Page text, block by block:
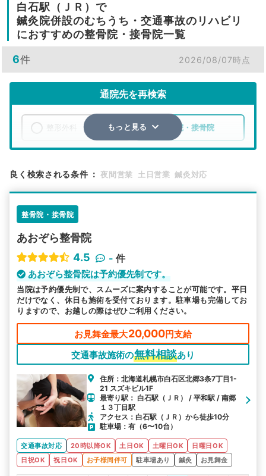
白石駅（ＪＲ）で
鍼灸院併設のむちうち・交通事故のリハビリ
におすすめの整骨院・接骨院一覧
6件 2026/08/07時点
通院先を再検索
整骨院・接骨院
検索する
駅から探す
もっと見る
良く検索される条件 ： 夜間営業 土日営業 鍼灸対応
整骨院・接骨院
あおぞら整骨院
4.5
- 件
あおぞら整骨院は予約優先制です。
当院は予約優先制で、スムーズに案内することが可能です。平日
だけでなく、休日も施術を受付ております。駐車場も完備してお
りますので、お越しの際はぜひご利用ください。
お見舞金最大20,000円支給
交通事故施術の無料相談あり
住所：北海道札幌市白石区北郷3条7丁目1-
21 スズキビル1F
最寄り駅： 白石駅（ＪＲ） / 平和駅 / 南郷
１３丁目駅
アクセス：白石駅（ＪＲ）から徒歩10分
駐車場：有（6〜10台）
交通事故対応 20時以降OK 土日OK 土曜日OK
日曜日OK
日祝OK
祝日OK お子様同伴可 駐車場あり 鍼灸 お見舞金